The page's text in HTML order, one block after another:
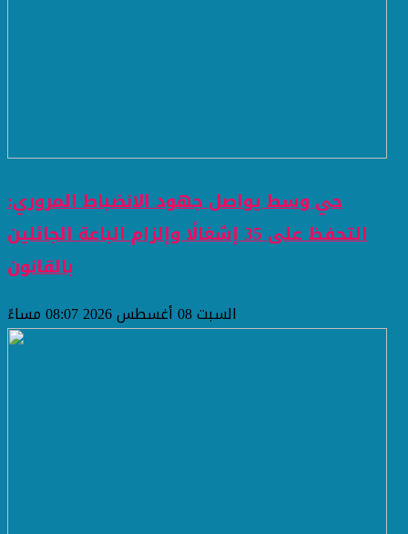
حي وسط يواصل جهود الانضباط المروري:
التحفظ على 35 إشغالًا وإلزام الباعة الجائلين
بالقانون
السبت 08 أغسطس 2026 08:07 مساءً